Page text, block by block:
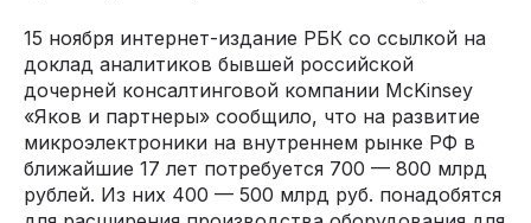
15 ноября интернет-издание РБК со ссылкой на
доклад аналитиков бывшей российской
дочерней консалтинговой компании McKinsey
«Яков и партнеры» сообщило, что на развитие
микроэлектроники на внутреннем рынке РФ в
ближайшие 17 лет потребуется 700 — 800 млрд
рублей. Из них 400 — 500 млрд руб. понадобятся